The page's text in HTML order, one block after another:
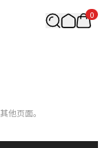
0
他页面。